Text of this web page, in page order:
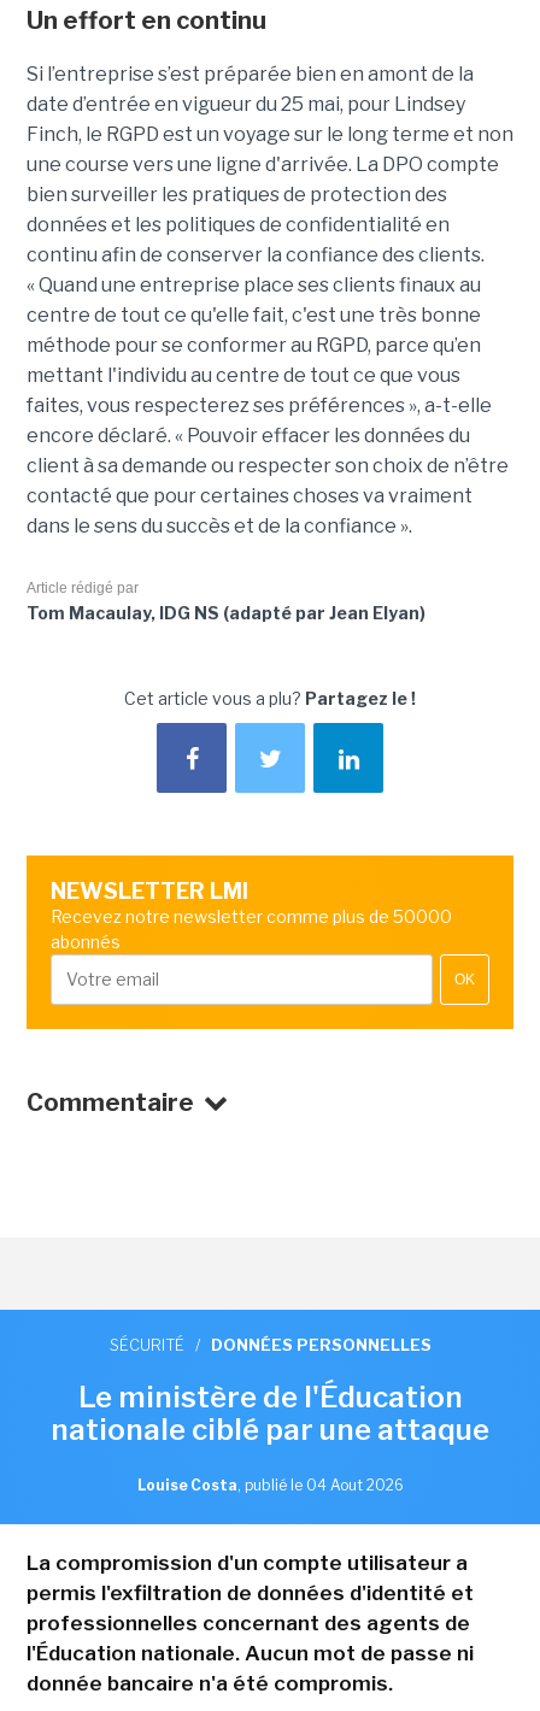
Un effort en continu
Si l’entreprise s’est préparée bien en amont de la
date d’entrée en vigueur du 25 mai, pour Lindsey
Finch, le RGPD est un voyage sur le long terme et non
une course vers une ligne d'arrivée. La DPO compte
bien surveiller les pratiques de protection des
données et les politiques de confidentialité en
continu afin de conserver la confiance des clients.
« Quand une entreprise place ses clients finaux au
centre de tout ce qu'elle fait, c'est une très bonne
méthode pour se conformer au RGPD, parce qu’en
mettant l'individu au centre de tout ce que vous
faites, vous respecterez ses préférences », a-t-elle
encore déclaré. « Pouvoir effacer les données du
client à sa demande ou respecter son choix de n’être
contacté que pour certaines choses va vraiment
dans le sens du succès et de la confiance ».
Article rédigé par
Tom Macaulay, IDG NS (adapté par Jean Elyan)
Cet article vous a plu? Partagez le !
NEWSLETTER LMI
Recevez notre newsletter comme plus de 50000
abonnés
OK
Commentaire
SÉCURITÉ / DONNÉES PERSONNELLES
Le ministère de l'Éducation
nationale ciblé par une attaque
Louise Costa, publié le 04 Aout 2026
La compromission d'un compte utilisateur a
permis l'exfiltration de données d'identité et
professionnelles concernant des agents de
l'Éducation nationale. Aucun mot de passe ni
donnée bancaire n'a été compromis.